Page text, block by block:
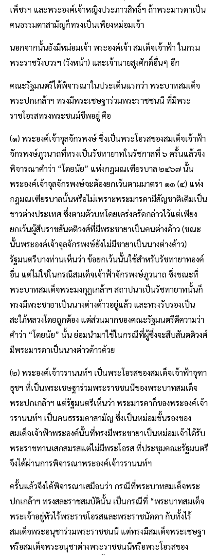
เพ็ชรฯ และพระองค์เจ้าหญิงประภาวสิทธิ์ฯ ถ้าพระมารดาเป็น
คนธรรมดาสามัญก็ทรงเป็นเพียงหม่อมเจ้า
นอกจากนั้นยังมีหม่อมเจ้า พระองค์เจ้า สมเด็จเจ้าฟ้า ในกรม
พระราชวังบวรฯ (วังหน้า) และเจ้านายสูงศักดิ์อื่นๆ อีก
คณะรัฐมนตรีได้พิจารณาในประเด็นแรกว่า พระบาทสมเด็จ
พระปกเกล้าฯ ทรงมีพระเชษฐาร่วมพระราชชนนี ที่มีพระ
ราชโอรสทรงพระชนม์ชีพอยู่ คือ
(๑) พระองค์เจ้าจุลจักรพงษ์ ซึ่งเป็นพระโอรสของสมเด็จเจ้าฟ้า
จักรพงษ์ภูวนาถที่ทรงเป็นรัชทายาทในรัชกาลที่ ๖ ครั้นแล้วจึง
พิจารณาคำว่า “โดยนัย” แห่งกฎมณเฑียรบาล ๒๔๖๗ นั้น
พระองค์เจ้าจุลจักรพงษ์จะต้องยกเว้นตามมาตรา ๑๑ (๔) แห่ง
กฎมณเฑียรบาลนั้นหรือไม่เพราะพระมารดามีสัญชาติเดิมเป็น
ชาวต่างประเทศ ซึ่งตามตัวบทโดยเคร่งครัดกล่าวไว้แต่เพียง
ยกเว้นผู้สืบราชสันตติวงศ์ที่มีพระชายาเป็นคนต่างด้าว (ขณะ
นั้นพระองค์เจ้าจุลจักรพงษ์ยังไม่มีชายาเป็นนางต่างด้าว)
รัฐมนตรีบางท่านเห็นว่า ข้อยกเว้นนั้นใช้สำหรับรัชทายาทองค์
อื่น แต่ไม่ใช่ในกรณีสมเด็จเจ้าฟ้าจักรพงษ์ภูวนาถ ซึ่งขณะที่
พระบาทสมเด็จพระมงกุฎเกล้าฯ สถาปนาเป็นรัชทายาทนั้นก็
ทรงมีพระชายาเป็นนางต่างด้าวอยู่แล้ว และทรงรับรองเป็น
สะใภ้หลวงโดยถูกต้อง แต่ส่วนมากของคณะรัฐมนตรีตีความว่า
คำว่า “โดยนัย” นั้น ย่อมนำมาใช้ในกรณีที่ผู้ซึ่งจะสืบสันตติวงศ์
มีพระมารดาเป็นนางต่าวด้าวด้วย
(๒) พระองค์เจ้าวรานนท์ฯ เป็นพระโอรสของสมเด็จเจ้าฟ้าจุฑา
ธุชฯ ที่เป็นพระเชษฐาร่วมพระราชชนนีของพระบาทสมเด็จ
พระปกเกล้าฯ แต่รัฐมนตรีเห็นว่า พระมารดาก็ของพระองค์เจ้า
วรานนท์ฯ เป็นคนธรรมดาสามัญ ซึ่งเป็นหม่อมชั้นรองของ
สมเด็จเจ้าฟ้าพระองค์นั้นที่ทรงมีพระชายาเป็นหม่อมเจ้าได้รับ
พระราชทานเสกสมรสแต่ไม่มีพระโอรส ที่ประชุมคณะรัฐมนตรี
จึงได้ผ่านการพิจารณาพระองค์เจ้าวรานนท์ฯ
ครั้นแล้วจึงได้พิจารณาเสมือนว่า กรณีที่พระบาทสมเด็จพระ
ปกเกล้าฯ ทรงสละราชสมบัตินั้น เป็นกรณีที่ “พระบาทสมเด็จ
พระเจ้าอยู่หัวไร้พระราชโอรสและพระราชนัดดา กับทั้งไร้
สมเด็จพระอนุชาร่วมพระราชชนนี แต่ทรงมีสมเด็จพระเชษฐา
หรือสมเด็จพระอนุชาต่างพระราชชนนีหรือพระโอรสของ